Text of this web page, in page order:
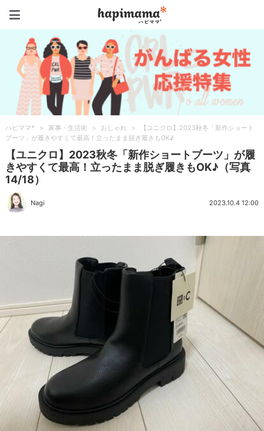
ハピママ* > 家事・生活術 > おしゃれ >
【ユニクロ】2023秋冬「新作ショート
ブーツ」が履きやすくて最高！立ったまま脱ぎ履きもOK♪
【ユニクロ】2023秋冬「新作ショートブーツ」が履
きやすくて最高！立ったまま脱ぎ履きもOK♪（写真
14/18）
Nagi 2023.10.4 12:00